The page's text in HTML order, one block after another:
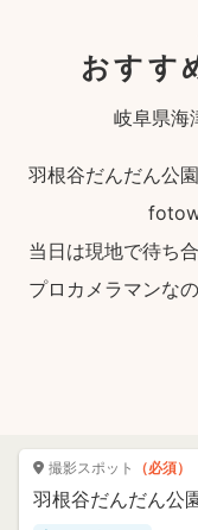
おすす
岐阜県海
羽根谷だんだん公
当日は現地で待ち
プロカメラマンな
撮影スポット （必須）